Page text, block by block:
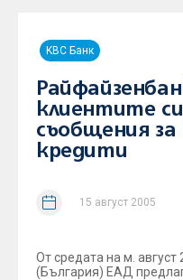
KBC Банк
клиентите си
съобщения за
кредити
15 август 2005
От средата на м.
(България) ЕАД